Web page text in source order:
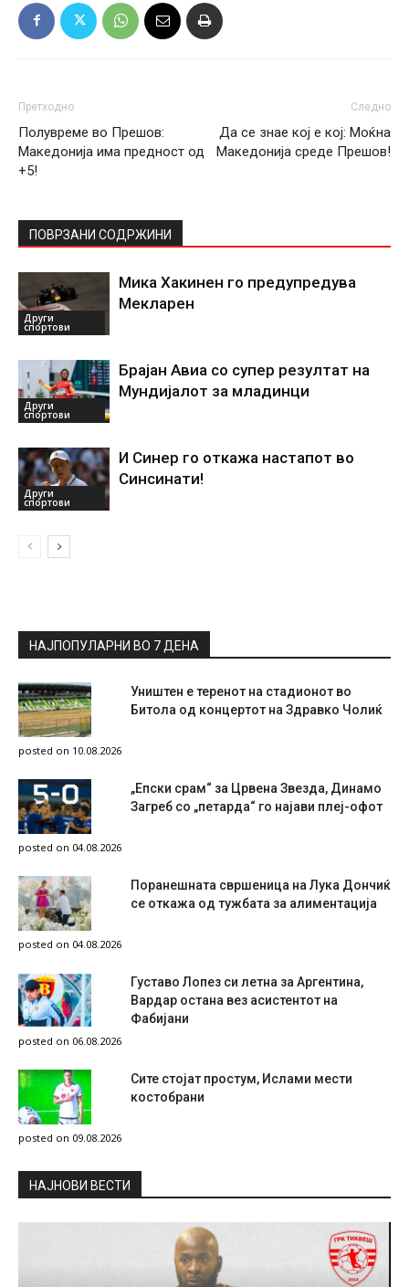
Претходно
Полувреме во Прешов:
Македонија има предност од
+5!
Следно
Да се знае кој е кој: Моќна
Македонија среде Прешов!
ПОВРЗАНИ СОДРЖИНИ
Други
спортови
Мика Хакинен го предупредува
Мекларен
Други
спортови
Брајан Авиа со супер резултат на
Мундијалот за младинци
Други
спортови
И Синер го откажа настапот во
Синсинати!
НАЈПОПУЛАРНИ ВО 7 ДЕНА
Уништен е теренот на стадионот во
Битола од концертот на Здравко Чолиќ
posted on 10.08.2026
„Епски срам“ за Црвена Звезда, Динамо
Загреб со „петарда“ го најави плеј-офот
posted on 04.08.2026
Поранешната свршеница на Лука Дончиќ
се откажа од тужбата за алиментација
posted on 04.08.2026
Густаво Лопез си летна за Аргентина,
Вардар остана вез асистентот на
Фабијани
posted on 06.08.2026
Сите стојат простум, Ислами мести
костобрани
posted on 09.08.2026
НAЈНОВИ ВЕСТИ